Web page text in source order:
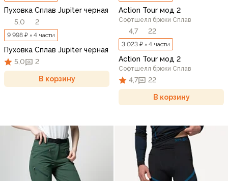
Пуховка Сплав Jupiter черная
5,0
2
9 998 ₽ × 4 части
Пуховка Сплав Jupiter черная
5,0
2
В корзину
Action Tour мод 2
Софтшелл брюки Сплав
4,7 22
3 023 ₽ × 4 части
Action Tour мод 2
Софтшелл брюки Сплав
4,7 22
В корзину